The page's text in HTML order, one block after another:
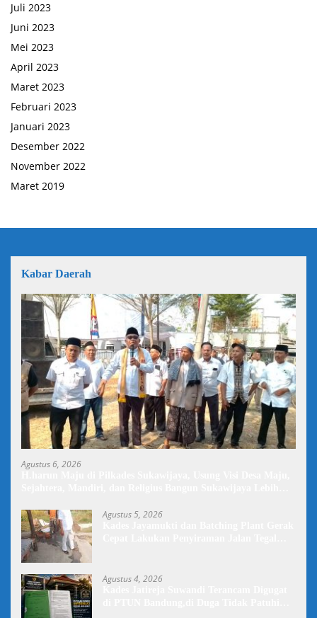
Juli 2023
Juni 2023
Mei 2023
April 2023
Maret 2023
Februari 2023
Januari 2023
Desember 2022
November 2022
Maret 2019
Kabar Daerah
Agustus 6, 2026
Agustus 5, 2026
Agustus 4, 2026